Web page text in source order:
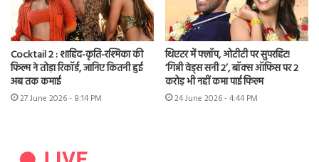
Cocktail 2 : शाहिद-कृति-रश्मिका की
फिल्म ने तोड़ा रिकॉर्ड, जानिए कितनी हुई
अब तक कमाई
27 June 2026 - 8:14 PM
थिएटर में फ्लॉप, ओटीटी पर सुपरहिट!
‘गिन्नी वेड्स सनी 2’, बॉक्स ऑफिस पर 2
करोड़ भी नहीं कमा पाई फिल्म
24 June 2026 - 4:44 PM